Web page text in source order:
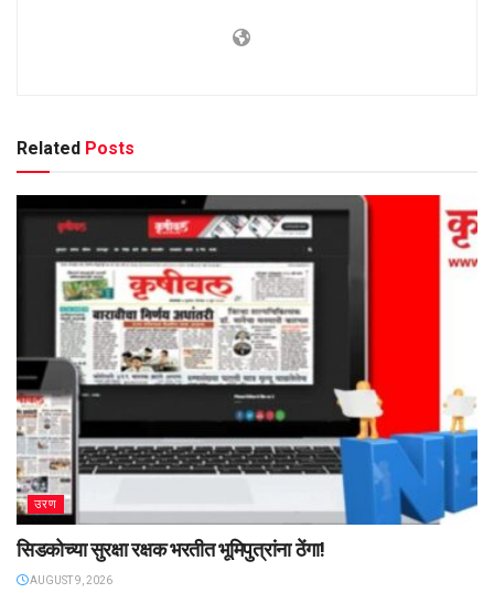
Related Posts
उरण
सिडकोच्या सुरक्षा रक्षक भरतीत भूमिपुत्रांना ठेंगा!
AUGUST 9, 2026